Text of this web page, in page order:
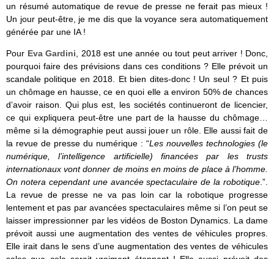
un résumé automatique de revue de presse ne ferait pas mieux !
Un jour peut-être, je me dis que la voyance sera automatiquement
générée par une IA !
Pour Eva Gardini , 2018 est une année ou tout peut arriver ! Donc,
pourquoi faire des prévisions dans ces conditions ? Elle prévoit un
scandale politique en 2018. Et bien dites-donc ! Un seul ? Et puis
un chômage en hausse, ce en quoi elle a environ 50% de chances
d’avoir raison. Qui plus est, les sociétés continueront de licencier,
ce qui expliquera peut-être une part de la hausse du chômage…
même si la démographie peut aussi jouer un rôle. Elle aussi fait de
la revue de presse du numérique : “Les nouvelles technologies (le
numérique, l’intelligence artificielle) financées par les trusts
internationaux vont donner de moins en moins de place à l’homme.
On notera cependant une avancée spectaculaire de la robotique .”.
La revue de presse ne va pas loin car la robotique progresse
lentement et pas par avancées spectaculaires même si l’on peut se
laisser impressionner par les vidéos de Boston Dynamics. La dame
prévoit aussi une augmentation des ventes de véhicules propres.
Elle irait dans le sens d’une augmentation des ventes de véhicules